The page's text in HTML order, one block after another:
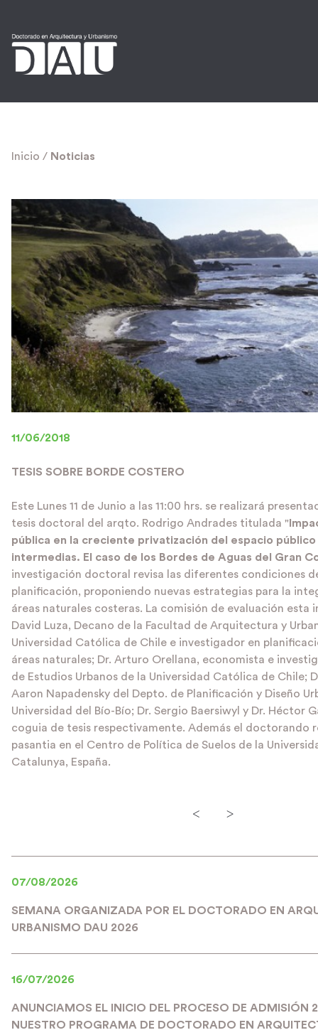
Inicio / Noticias
11/06/2018
TESIS SOBRE BORDE COSTERO
Este Lunes 11 de Junio a las 11:00 hrs. se realizará
tesis doctoral del arqto. Rodrigo Andrades titulada "
pública en la creciente privatización del espacio público
intermedias. El caso de los Bordes de Aguas del Gran
investigación doctoral revisa las diferentes condiciones
planificación, proponiendo nuevas estrategias para la
áreas naturales costeras. La comisión de evaluación esta
David Luza, Decano de la Facultad de Arquitectura y
Universidad Católica de Chile e investigador en
áreas naturales; Dr. Arturo Orellana, economista e
de Estudios Urbanos de la Universidad Católica de Chile;
Aaron Napadensky del Depto. de Planificación y Diseño
Universidad del Bío-Bío; Dr. Sergio Baersiwyl y Dr. Héctor
coguia de tesis respectivamente. Además el doctorando
pasantia en el Centro de Política de Suelos de la
Catalunya, España.
< >
07/08/2026
SEMANA ORGANIZADA POR EL DOCTORADO EN
URBANISMO DAU 2026
16/07/2026
ANUNCIAMOS EL INICIO DEL PROCESO DE ADMISIÓN
NUESTRO PROGRAMA DE DOCTORADO EN